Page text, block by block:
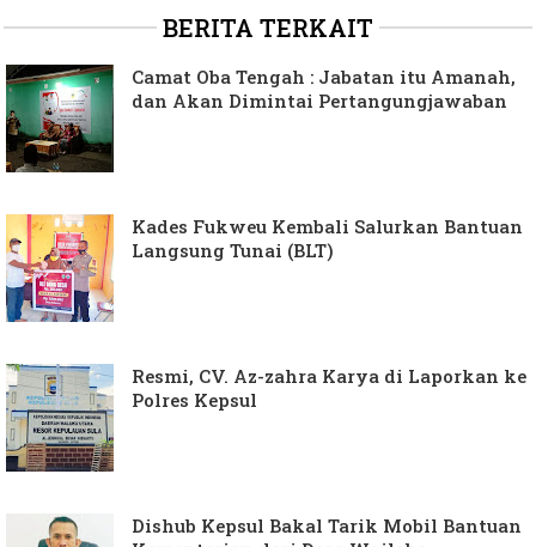
BERITA TERKAIT
Camat Oba Tengah : Jabatan itu Amanah,
dan Akan Dimintai Pertangungjawaban
Kades Fukweu Kembali Salurkan Bantuan
Langsung Tunai (BLT)
Resmi, CV. Az-zahra Karya di Laporkan ke
Polres Kepsul
Dishub Kepsul Bakal Tarik Mobil Bantuan